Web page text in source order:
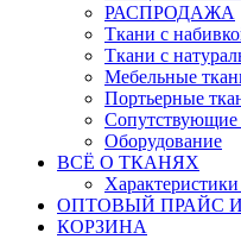
РАСПРОДАЖА
Ткани с
Ткани с
Мебельные
Портьерные
Сопутствующие
Оборудование
ВСЁ О ТКАНЯХ
ОПТОВЫЙ ПРАЙС
КОРЗИНА